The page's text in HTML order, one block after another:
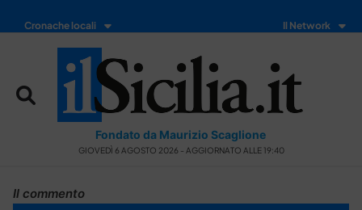
Cronache locali Il Network
Fondato da Maurizio Scaglione
GIOVEDÌ 6 AGOSTO 2026 - AGGIORNATO ALLE 19:40
Il commento